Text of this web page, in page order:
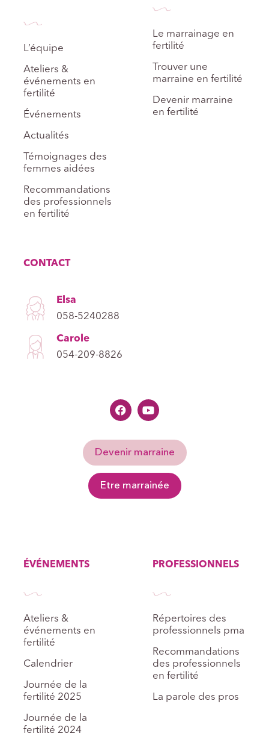
L’équipe
Ateliers &
événements en
fertilité
Événements
Actualités
Témoignages des
femmes aidées
Recommandations
des professionnels
en fertilité
Le marrainage en
fertilité
Trouver une
marraine en fertilité
Devenir marraine
en fertilité
CONTACT
Elsa
058-5240288
Carole
054-209-8826
Devenir marraine
Etre marrainée
ÉVÉNEMENTS
Ateliers &
événements en
fertilité
Calendrier
Journée de la
fertilité 2025
Journée de la
fertilité 2024
PROFESSIONNELS
Répertoires des
professionnels pma
Recommandations
des professionnels
en fertilité
La parole des pros